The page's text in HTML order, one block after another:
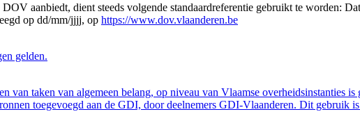
aanbiedt, dient steeds volgende standaardreferentie gebruikt te worden:
op dd/mm/jjjj, op https://www.dov.vlaanderen.be
gelden.
van taken van algemeen belang, op niveau van Vlaamse overheidsinstanties
toegevoegd aan de GDI, door deelnemers GDI-Vlaanderen. Dit gebruik